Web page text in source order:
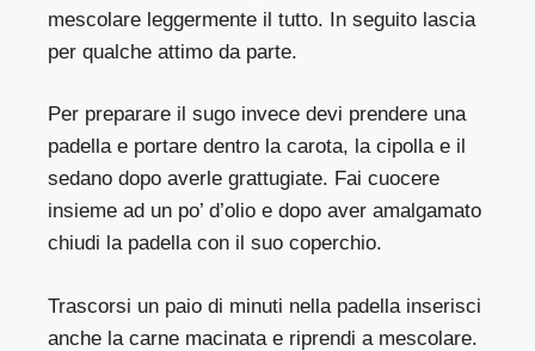
mescolare leggermente il tutto. In seguito lascia
per qualche attimo da parte.
Per preparare il sugo invece devi prendere una
padella e portare dentro la carota, la cipolla e il
sedano dopo averle grattugiate. Fai cuocere
insieme ad un po’ d’olio e dopo aver amalgamato
chiudi la padella con il suo coperchio.
Trascorsi un paio di minuti nella padella inserisci
anche la carne macinata e riprendi a mescolare.